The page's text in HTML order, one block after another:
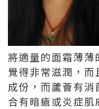
將適量的面霜薄
覺得非常滋潤，
成份，而蘆薈有
合有暗瘡或炎症肌